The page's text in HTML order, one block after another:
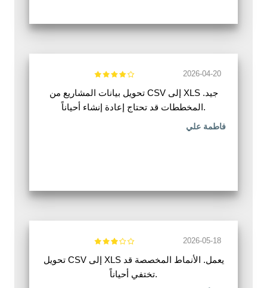
2026-04-20
تحويل بيانات المشاريع من CSV إلى XLS جيد.
المخططات قد تحتاج إعادة إنشاء أحياناً.
فاطمة علي
2026-05-18
تحويل CSV إلى XLS يعمل. الأنماط المخصصة قد
تختفي أحياناً.